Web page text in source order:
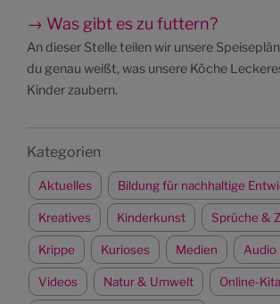
→ Was gibt es zu futtern?
An dieser Stelle teilen wir unsere
du genau weißt, was unsere Köche
Kinder zaubern.
Kategorien
Aktuelles Bildung für nachhaltige
Kreatives Kinderkunst Sprüche &
Krippe Kurioses Medien Audio
Videos Natur & Umwelt Online-Kita